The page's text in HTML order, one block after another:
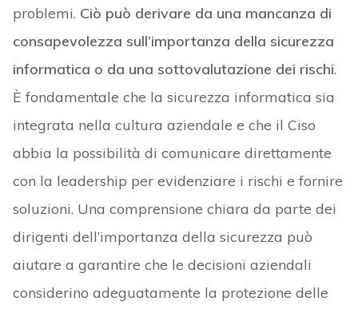
problemi. Ciò può derivare da una mancanza di
consapevolezza sull’importanza della sicurezza
informatica o da una sottovalutazione dei rischi.
È fondamentale che la sicurezza informatica sia
integrata nella cultura aziendale e che il Ciso
abbia la possibilità di comunicare direttamente
con la leadership per evidenziare i rischi e fornire
soluzioni. Una comprensione chiara da parte dei
dirigenti dell’importanza della sicurezza può
aiutare a garantire che le decisioni aziendali
considerino adeguatamente la protezione delle